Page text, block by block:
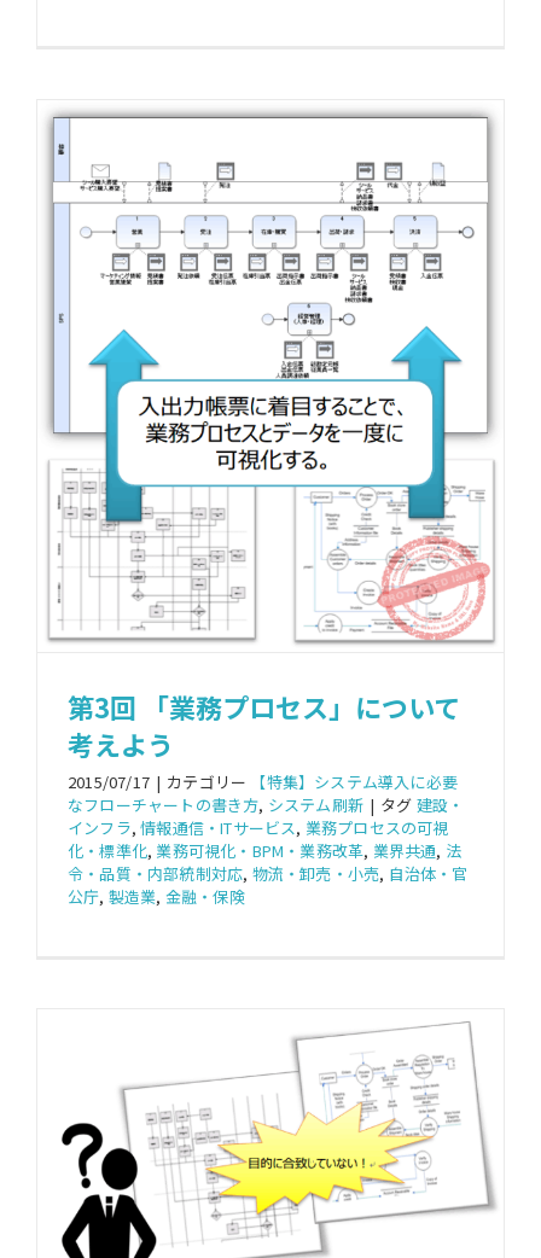
第3回 「業務プロセス」について
考えよう
2015/07/17 | カテゴリー
【特集】システム導入に必要
なフローチャートの書き方, システム刷新 | タグ 建設・
インフラ,情報通信・ITサービス, 業務プロセスの可視
化・標準化, 業務可視化・BPM・業務改革, 業界共通, 法
令・品質・内部統制対応, 物流・卸売・小売, 自治体・官
公庁, 製造業, 金融・保険